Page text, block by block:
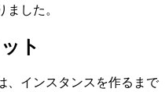
した。
ト
、インスタンスを作るまで